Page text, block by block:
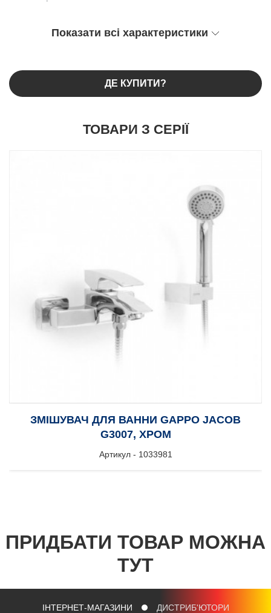
Показати всі характеристики
ДЕ КУПИТИ?
ТОВАРИ З СЕРІЇ
ЗМІШУВАЧ ДЛЯ ВАННИ GAPPO JACOB
G3007, ХРОМ
Артикул - 1033981
ПРИДБАТИ ТОВАР МОЖНА
ТУТ
ІНТЕРНЕТ-МАГАЗИНИ ДИСТРИБ'ЮТОРИ